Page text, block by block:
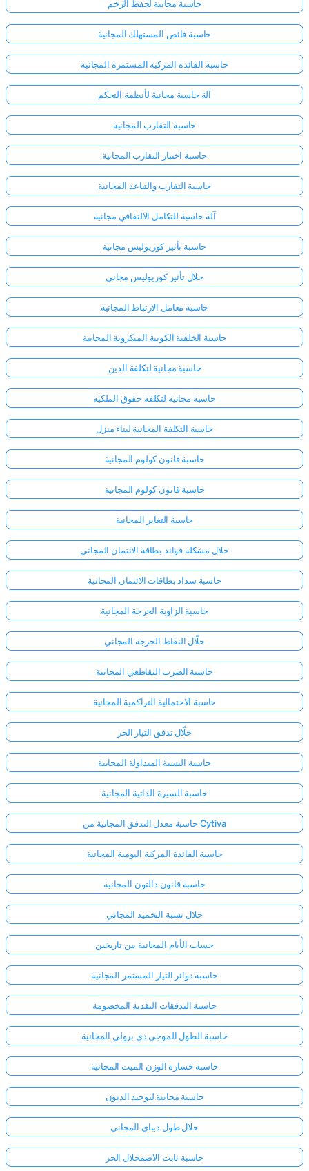
حاسبة مجانية لحفظ الزخم
حاسبة فائض المستهلك المجانية
حاسبة الفائدة المركبة المستمرة المجانية
آلة حاسبة مجانية لأنظمة التحكم
حاسبة التقارب المجانية
حاسبة اختبار التقارب المجانية
حاسبة التقارب والتباعد المجانية
آلة حاسبة للتكامل الالتفافي مجانية
حاسبة تأثير كوريوليس مجانية
حلال تأثير كوريوليس مجاني
حاسبة معامل الارتباط المجانية
حاسبة الخلفية الكونية الميكروية المجانية
حاسبة مجانية لتكلفة الدين
حاسبة مجانية لتكلفة حقوق الملكية
حاسبة التكلفة المجانية لبناء منزل
حاسبة قانون كولوم المجانية
حاسبة قانون كولوم المجانية
حاسبة التغاير المجانية
حلال مشكلة فوائد بطاقة الائتمان المجاني
حاسبة سداد بطاقات الائتمان المجانية
حاسبة الزاوية الحرجة المجانية
حلّال النقاط الحرجة المجاني
حاسبة الضرب التقاطعي المجانية
حاسبة الاحتمالية التراكمية المجانية
حلّال تدفق التيار الحر
حاسبة النسبة المتداولة المجانية
حاسبة السيرة الذاتية المجانية
حاسبة معدل التدفق المجانية من Cytiva
حاسبة الفائدة المركبة اليومية المجانية
حاسبة قانون دالتون المجانية
حلال نسبة التخميد المجاني
حساب الأيام المجانية بين تاريخين
حاسبة دوائر التيار المستمر المجانية
حاسبة التدفقات النقدية المخصومة
حاسبة الطول الموجي دي برولي المجانية
حاسبة خسارة الوزن الميت المجانية
حاسبة مجانية لتوحيد الديون
حلال طول ديباي المجاني
حاسبة ثابت الاضمحلال الحر